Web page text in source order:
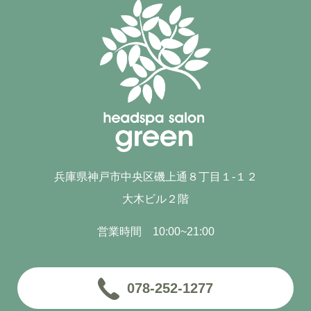
兵庫県神戸市中央区磯上通８丁目１-１２
大木ビル２階
営業時間 10:00~21:00
078-252-1277